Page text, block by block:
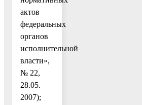
актов
федеральных
органов
исполнительной
власти»,
№ 22,
28.05.
2007);